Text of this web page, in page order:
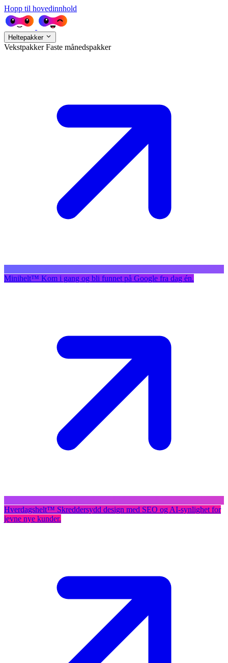
Hopp til hovedinnhold
Heltepakker
VekstpakkerFaste månedspakker
Minihelt™ Kom i gang og bli funnet på Google fra dag én.
Hverdagshelt™ Skreddersydd design med SEO og AI-synlighet for
jevne nye kunder.